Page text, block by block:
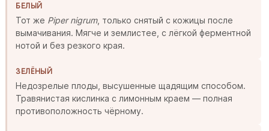
БЕЛЫЙ
Тот же Piper nigrum, только снятый с кожицы после
вымачивания. Мягче и землистее, с лёгкой ферментной
нотой и без резкого края.
ЗЕЛЁНЫЙ
Недозрелые плоды, высушенные щадящим способом.
Травянистая кислинка с лимонным краем — полная
противоположность чёрному.